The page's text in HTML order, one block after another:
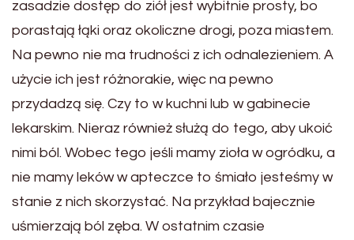
zasadzie dostęp do ziół jest wybitnie prosty, bo
porastają łąki oraz okoliczne drogi, poza miastem.
Na pewno nie ma trudności z ich odnalezieniem. A
użycie ich jest różnorakie, więc na pewno
przydadzą się. Czy to w kuchni lub w gabinecie
lekarskim. Nieraz również służą do tego, aby ukoić
nimi ból. Wobec tego jeśli mamy zioła w ogródku, a
nie mamy leków w apteczce to śmiało jesteśmy w
stanie z nich skorzystać. Na przykład bajecznie
uśmierzają ból zęba. W ostatnim czasie